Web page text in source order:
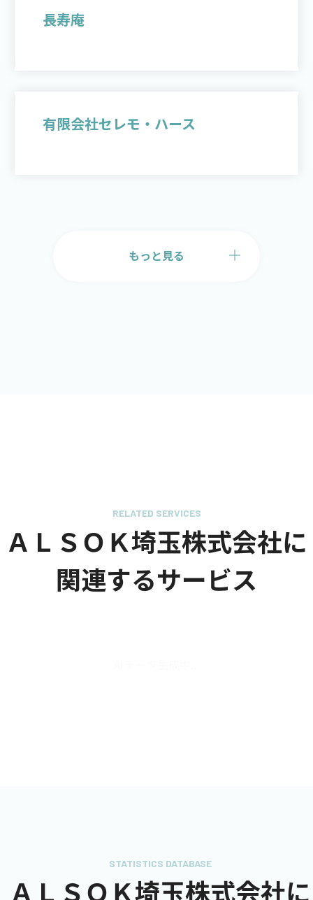
長寿庵
有限会社セレモ・ハース
もっと見る
RELATED SERVICES
ＡＬＳＯＫ埼玉株式会社に
関連するサービス
STATISTICS DATABASE
ＡＬＳＯＫ埼玉株式会社に